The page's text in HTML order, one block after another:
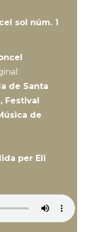
sol núm. 1
de Santa
Festival
de
per Eli